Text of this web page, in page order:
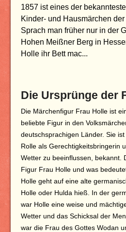
1857 ist eines der
Kinder- und Hausmärchen
Sprach man früher nur in der
Hohen Meißner Berg in
Holle ihr Bett mac...
Die Ursprünge der
Die Märchenfigur Frau Holle ist
beliebte Figur in den
deutschsprachigen Länder. Sie
Rolle als Gerechtigkeitsbringerin
Wetter zu beeinflussen, bekannt.
Figur Frau Holle und was
Holle geht auf eine alte
Holle oder Hulda hieß. In der
war Holle eine weise und
Wetter und das Schicksal der
war die Frau des Gottes Wodan